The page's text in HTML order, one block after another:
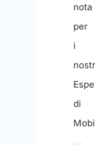
nota
per
i
di